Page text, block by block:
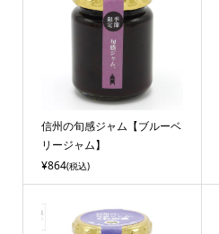
信州の旬感ジャム【ブルーベ
リージャム】
¥864(税込)